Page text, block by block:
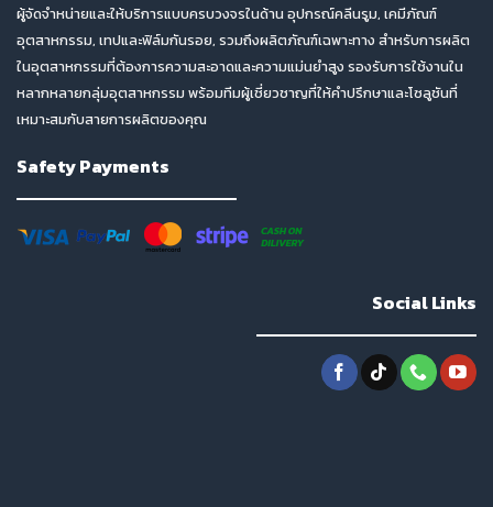
ผู้จัดจำหน่ายและให้บริการแบบครบวงจรในด้าน อุปกรณ์คลีนรูม, เคมีภัณฑ์
อุตสาหกรรม, เทปและฟิล์มกันรอย, รวมถึงผลิตภัณฑ์เฉพาะทาง สำหรับการผลิต
ในอุตสาหกรรมที่ต้องการความสะอาดและความแม่นยำสูง รองรับการใช้งานใน
หลากหลายกลุ่มอุตสาหกรรม พร้อมทีมผู้เชี่ยวชาญที่ให้คำปรึกษาและโซลูชันที่
เหมาะสมกับสายการผลิตของคุณ
Safety Payments
Social Links